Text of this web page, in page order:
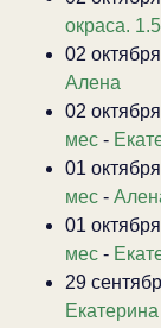
окраса.
02
Алена
02
мес -
01
мес -
01
мес -
29
Екатерина